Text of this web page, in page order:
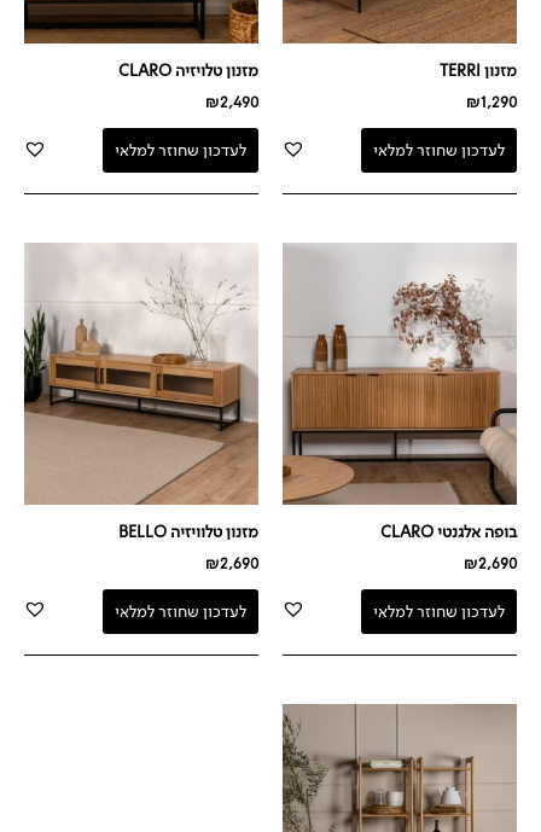
מזנון TERRI
₪1,290
לעדכון שחוזר למלאי
מזנון טלויזיה CLARO
₪2,490
לעדכון שחוזר למלאי
בופה אלגנטי CLARO
₪2,690
לעדכון שחוזר למלאי
מזנון טלוויזיה BELLO
₪2,690
לעדכון שחוזר למלאי